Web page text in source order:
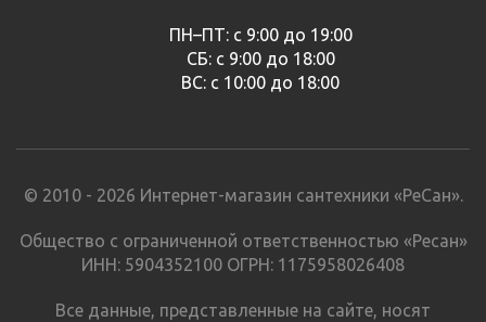
ПН–ПТ: с 9:00 до 19:00
СБ: с 9:00 до 18:00
ВС: с 10:00 до 18:00
© 2010 - 2026 Интернет-магазин сантехники «РеСан».
Общество с ограниченной ответственностью «Ресан»
ИНН: 5904352100 ОГРН: 1175958026408
Все данные, представленные на сайте, носят